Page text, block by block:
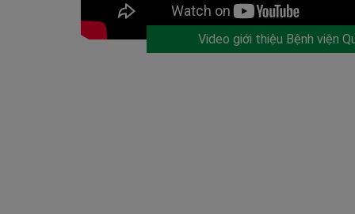
Video giới thiệu Bệnh viện